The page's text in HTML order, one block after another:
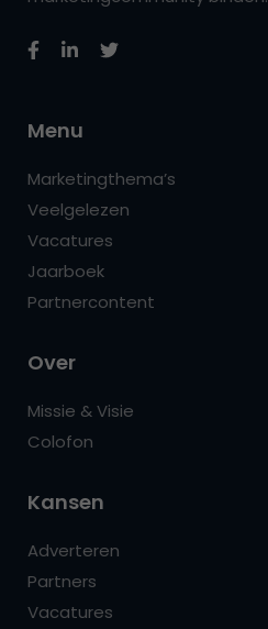
Menu
Marketingthema’s
Veelgelezen
Vacatures
Jaarboek
Partnercontent
Over
Missie & Visie
Colofon
Kansen
Adverteren
Partners
Vacatures